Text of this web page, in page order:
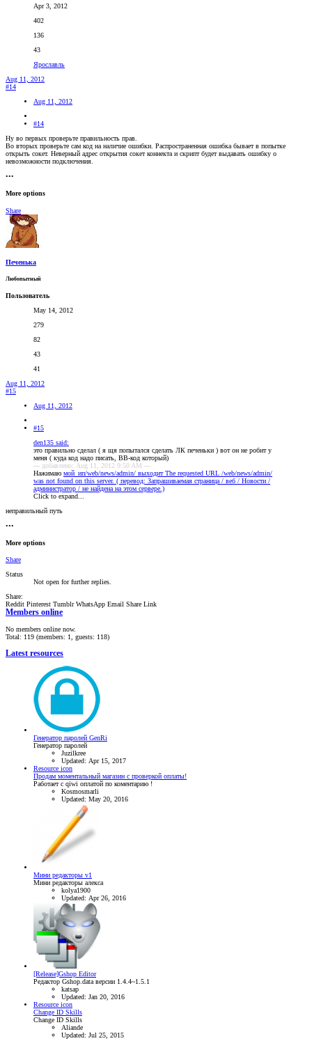
Apr 3, 2012
402
136
43
Ярославль
Aug 11, 2012
#14
Aug 11, 2012
#14
Ну во первых проверьте правильность прав.
Во вторых проверьте сам код на наличие ошибки. Распространенная ошибка бывает в попытке
открыть сокет. Неверный адрес открытия сокет коннекта и скрипт будет выдавать ошибку о
невозможности подключения.
•••
More options
Share
Печенька
Любопытный
Пользователь
May 14, 2012
279
82
43
41
Aug 11, 2012
#15
Aug 11, 2012
#15
den135 said:
это правильно сделал ( я щя попытался сделать ЛК печеньки ) вот он не робит у
меня ( куда код надо писать, BB-код который)
--- добавлено: Aug 11, 2012 9:50 AM ---
Нажимаю мой_ип/web/news/admin/ выходит The requested URL /web/news/admin/
was not found on this server. ( перевод: Запрашиваемая страница / веб / Новости /
администратор / не найдена на этом сервере.)
Click to expand...
неправильный путь
•••
More options
Share
Status
Not open for further replies.
Share:
Reddit Pinterest Tumblr WhatsApp Email Share Link
Members online
No members online now.
Total: 119 (members: 1, guests: 118)
Latest resources
Генератор паролей GenRi
Генератор паролей
Juzilkree
Updated: Apr 15, 2017
Resource icon
Продам моментальный магазин с проверкой оплаты!
Работает с qiwi оплатой по коментарию !
Kosmosmarli
Updated: May 20, 2016
Мини редакторы v1
Мини редакторы алекса
kolya1900
Updated: Apr 26, 2016
[Release]Gshop Editor
Редактор Gshop.data версии 1.4.4~1.5.1
katsap
Updated: Jan 20, 2016
Resource icon
Change ID Skills
Change ID Skills
Aliande
Updated: Jul 25, 2015